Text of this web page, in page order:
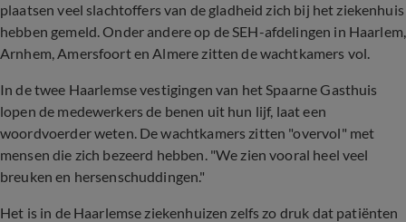
plaatsen veel slachtoffers van de gladheid zich bij het ziekenhuis
hebben gemeld. Onder andere op de SEH-afdelingen in Haarlem,
Arnhem, Amersfoort en Almere zitten de wachtkamers vol.
In de twee Haarlemse vestigingen van het Spaarne Gasthuis
lopen de medewerkers de benen uit hun lijf, laat een
woordvoerder weten. De wachtkamers zitten "overvol" met
mensen die zich bezeerd hebben. "We zien vooral heel veel
breuken en hersenschuddingen."
Het is in de Haarlemse ziekenhuizen zelfs zo druk dat patiënten